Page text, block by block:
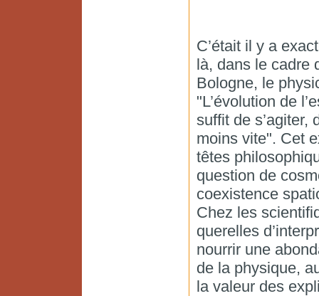
C’était il y a
là, dans le cadre
Bologne, le
"L’évolution de
suffit de s’agiter,
moins vite". Cet
têtes
question de
coexistence
Chez les
querelles
nourrir une
de la physique,
la valeur des